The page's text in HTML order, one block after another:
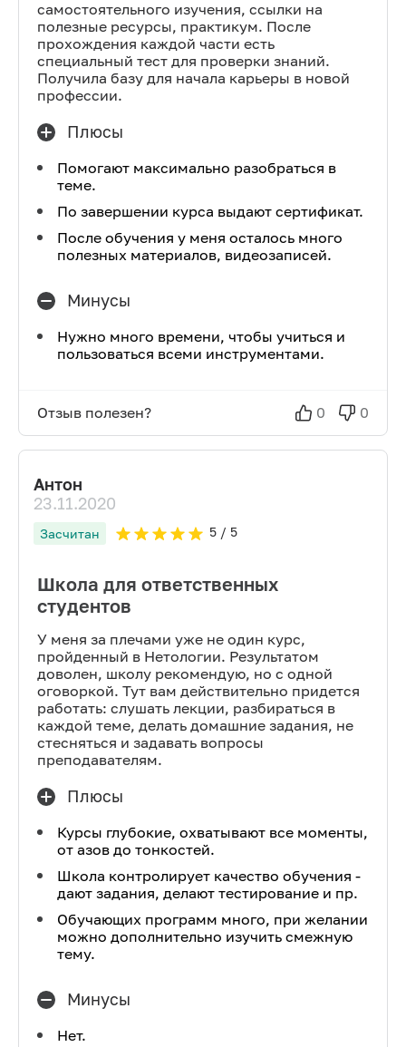
самостоятельного изучения, ссылки на
полезные ресурсы, практикум. После
прохождения каждой части есть
специальный тест для проверки знаний.
Получила базу для начала карьеры в новой
профессии.
Плюсы
Помогают максимально разобраться в
теме.
По завершении курса выдают сертификат.
После обучения у меня осталось много
полезных материалов, видеозаписей.
Минусы
Нужно много времени, чтобы учиться и
пользоваться всеми инструментами.
Отзыв полезен? 0 0
Антон
23.11.2020
Засчитан 5/ 5
Школа для ответственных
студентов
У меня за плечами уже не один курс,
пройденный в Нетологии. Результатом
доволен, школу рекомендую, но с одной
оговоркой. Тут вам действительно придется
работать: слушать лекции, разбираться в
каждой теме, делать домашние задания, не
стесняться и задавать вопросы
преподавателям.
Плюсы
Курсы глубокие, охватывают все моменты,
от азов до тонкостей.
Школа контролирует качество обучения -
дают задания, делают тестирование и пр.
Обучающих программ много, при желании
можно дополнительно изучить смежную
тему.
Минусы
Нет.